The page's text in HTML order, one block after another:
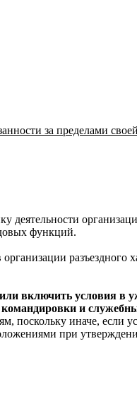
за пределами
функций.
разъездного
включить условия
и
поскольку иначе, если
при